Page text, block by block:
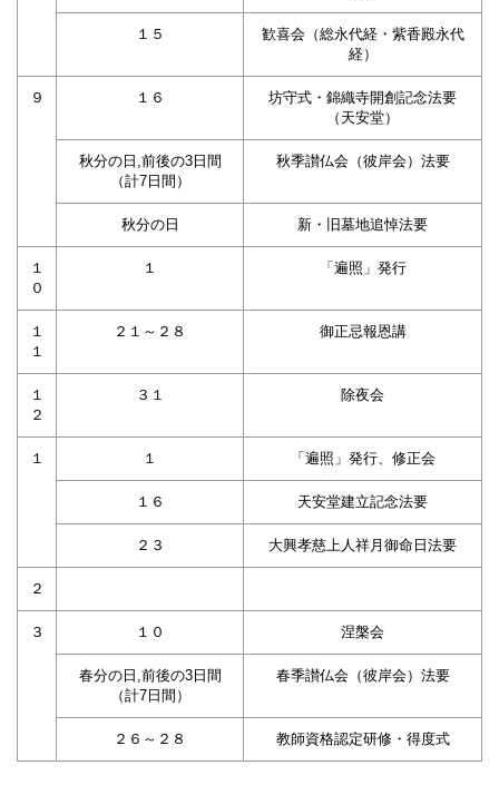
１５
歓喜会（総永代経・紫香殿永代
経）
９ １６
坊守式・錦織寺開創記念法要
（天安堂）
秋分の日,前後の3日間
（計7日間）
秋季讃仏会（彼岸会）法要
秋分の日 新・旧墓地追悼法要
１
０
１ 「遍照」発行
１
１
２１～２８ 御正忌報恩講
１
２
３１ 除夜会
１ １ 「遍照」発行、修正会
１６ 天安堂建立記念法要
２３ 大興孝慈上人祥月御命日法要
２
３ １０ 涅槃会
春分の日,前後の3日間
（計7日間）
春季讃仏会（彼岸会）法要
２６～２８ 教師資格認定研修・得度式